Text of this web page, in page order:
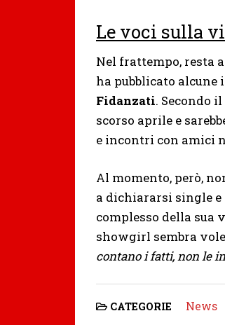
Le voci sulla
Nel frattempo, resta
ha pubblicato
Fidanzati. Secondo
scorso aprile e
e incontri con amici
Al momento, però,
a dichiararsi single e
complesso della sua
showgirl sembra
contano i fatti, non le
CATEGORIE News